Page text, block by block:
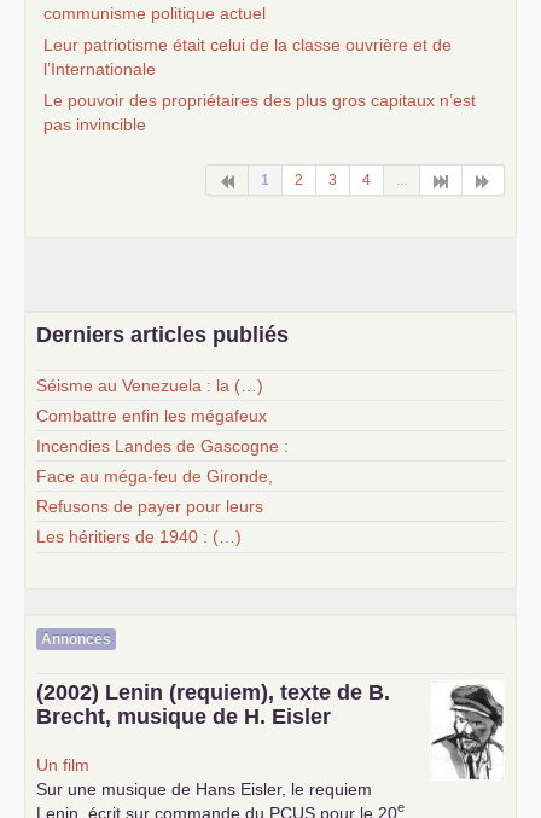
communisme politique actuel
Leur patriotisme était celui de la classe ouvrière et de
l’Internationale
Le pouvoir des propriétaires des plus gros capitaux n’est
pas invincible
1 2 3 4
Derniers articles publiés
Séisme au Venezuela : la (…)
Combattre enfin les mégafeux
Incendies Landes de Gascogne :
Face au méga-feu de Gironde,
Refusons de payer pour leurs
Les héritiers de 1940 : (…)
Annonces
(2002) Lenin (requiem), texte de B.
Brecht, musique de H. Eisler
Un film
Sur une musique de Hans Eisler, le requiem
Lenin, écrit sur commande du PCUS pour le 20e